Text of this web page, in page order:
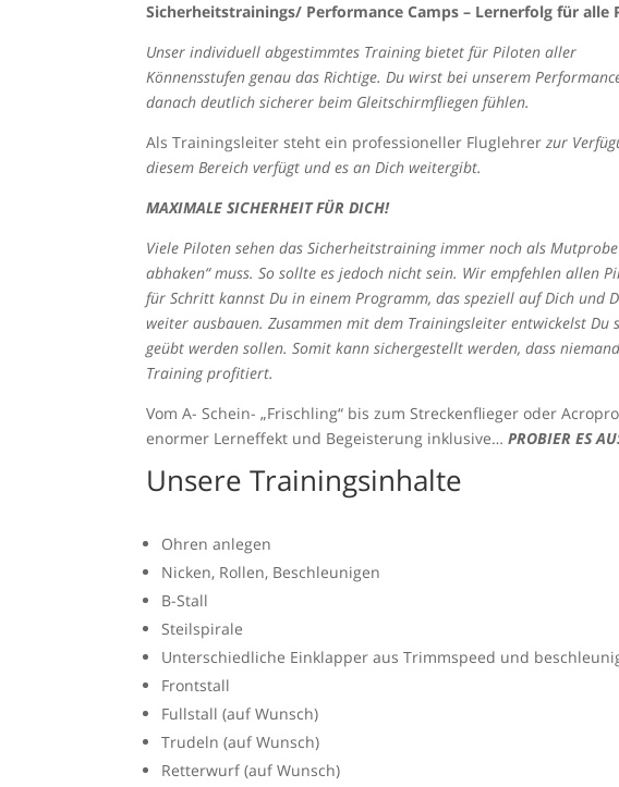
Sicherheitstrainings/ Performance Camps – Lernerfolg für alle
Unser individuell abgestimmtes Training bietet für Piloten aller
Könnensstufen genau das Richtige. Du wirst bei unserem
danach deutlich sicherer beim Gleitschirmfliegen fühlen.
Als Trainingsleiter steht ein professioneller Fluglehrerzur
diesem Bereich verfügt und es an Dich weitergibt.
MAXIMALE SICHERHEIT FÜR DICH!
Viele Piloten sehen das Sicherheitstraining immer noch als
abhaken“ muss. So sollte es jedoch nicht sein. Wir empfehlen allen
für Schritt kannst Du in einem Programm, das speziell auf Dich und
weiter ausbauen. Zusammen mit dem Trainingsleiter entwickelst
geübt werden sollen. Somit kann sichergestellt werden, dass
Training profitiert.
Vom A- Schein- „Frischling“ bis zum Streckenflieger oder
enormer Lerneffekt und Begeisterung inklusive…PROBIER ES
Unsere Trainingsinhalte
Ohren anlegen
Nicken, Rollen, Beschleunigen
B-Stall
Steilspirale
Unterschiedliche Einklapper aus Trimmspeed und
Frontstall
Fullstall (auf Wunsch)
Trudeln (auf Wunsch)
Retterwurf (auf Wunsch)